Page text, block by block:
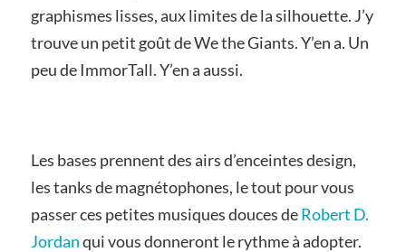
graphismes lisses, aux limites de la silhouette. J’y
trouve un petit goût de We the Giants. Y’en a. Un
peu de ImmorTall. Y’en a aussi.
Les bases prennent des airs d’enceintes design,
les tanks de magnétophones, le tout pour vous
passer ces petites musiques douces deRobert D.
Jordanqui vous donneront le rythme à adopter.